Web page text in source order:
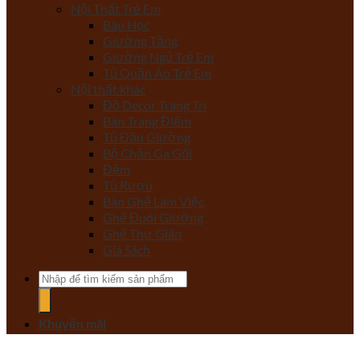
Nội Thất Trẻ Em
Bàn Học
Giường Tầng
Giường Ngủ Trẻ Em
Tủ Quần Áo Trẻ Em
Nội thất khác
Đồ Decor Trang Trí
Bàn Trang Điểm
Tủ Đầu Giường
Bộ Chăn Ga Gối
Đệm
Tủ Rượu
Bàn Ghế Làm Việc
Ghế Đuôi Giường
Ghế Thư Giãn
Giá Sách
Tìm
kiếm:
Khuyến mãi